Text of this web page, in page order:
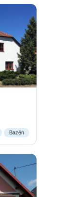
Bazén